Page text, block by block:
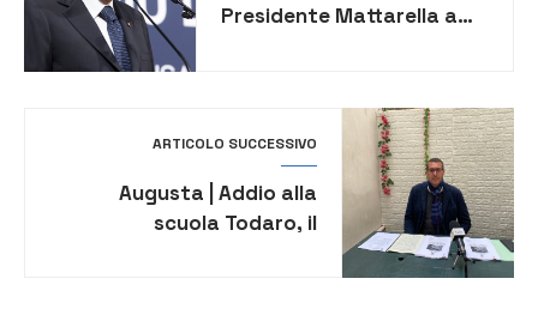
Presidente Mattarella a
ARTICOLO SUCCESSIVO
Augusta | Addio alla
scuola Todaro, il